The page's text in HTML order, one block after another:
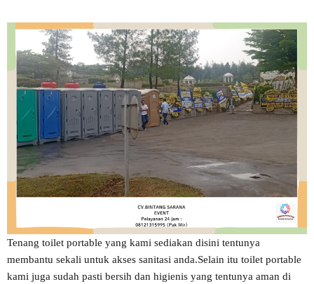
Tenang toilet portable yang kami sediakan disini tentunya
membantu sekali untuk akses sanitasi anda.Selain itu toilet portable
kami juga sudah pasti bersih dan higienis yang tentunya aman di